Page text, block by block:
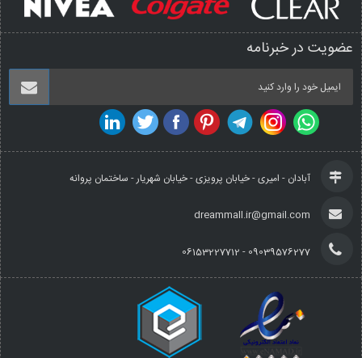
عضویت در خبرنامه
آبادان - امیری - خیابان پرویزی - خیابان شهریار - ساختمان پروانه
dreammall.ir@gmail.com
09039576277 - 06153227712